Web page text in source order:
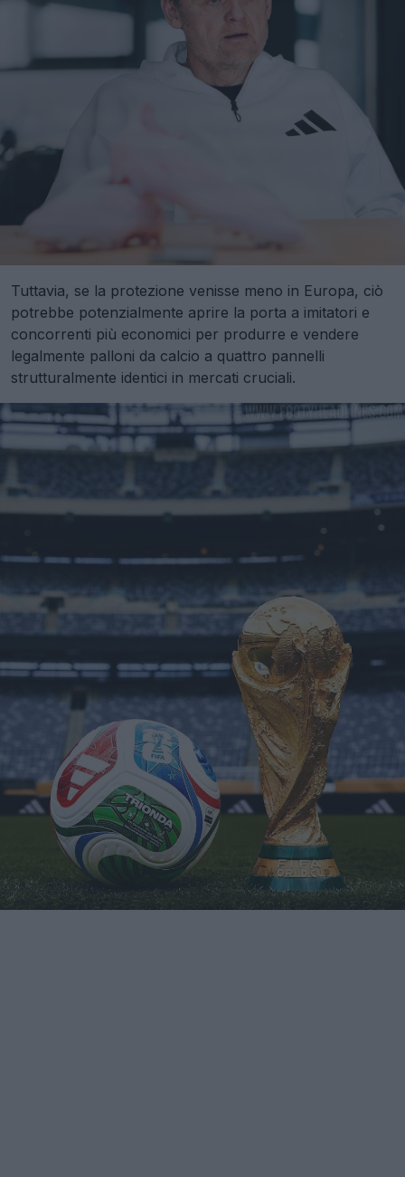
Tuttavia, se la protezione venisse meno in Europa, ciò
potrebbe potenzialmente aprire la porta a imitatori e
concorrenti più economici per produrre e vendere
legalmente palloni da calcio a quattro pannelli
strutturalmente identici in mercati cruciali.